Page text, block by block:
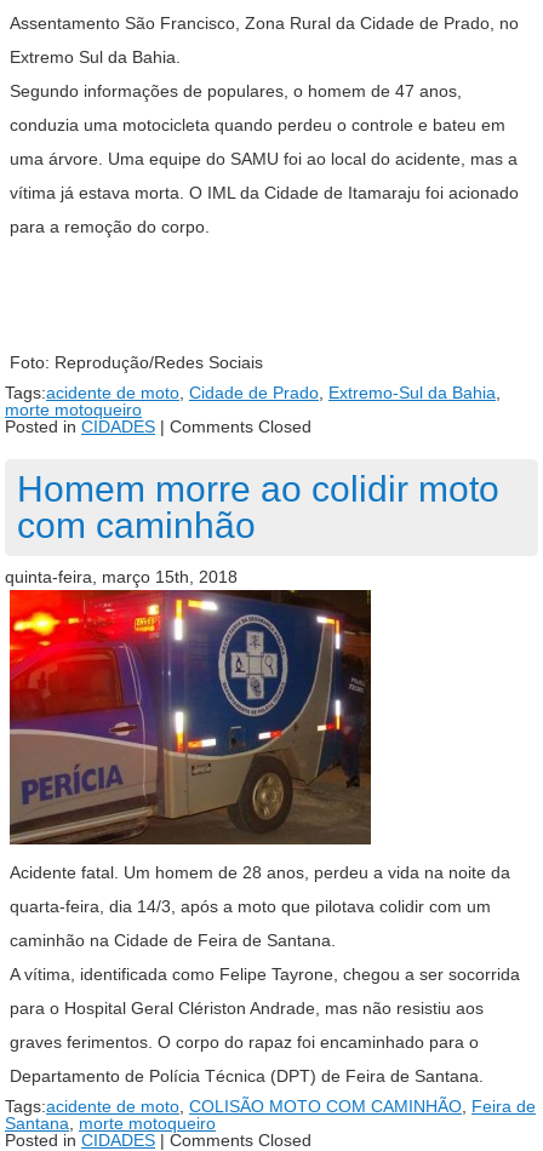
Assentamento São Francisco, Zona Rural da Cidade de Prado, no
Extremo Sul da Bahia.
Segundo informações de populares, o homem de 47 anos,
conduzia uma motocicleta quando perdeu o controle e bateu em
uma árvore. Uma equipe do SAMU foi ao local do acidente, mas a
vítima já estava morta. O IML da Cidade de Itamaraju foi acionado
para a remoção do corpo.
Foto: Reprodução/Redes Sociais
Tags:acidente de moto Cidade de Prado Extremo-Sul da Bahia
morte motoqueiro
Posted in CIDADES | Comments Closed
Homem morre ao colidir moto
com caminhão
quinta-feira, março 15th, 2018
Acidente fatal. Um homem de 28 anos, perdeu a vida na noite da
quarta-feira, dia 14/3, após a moto que pilotava colidir com um
caminhão na Cidade de Feira de Santana.
A vítima, identificada como Felipe Tayrone, chegou a ser socorrida
para o Hospital Geral Clériston Andrade, mas não resistiu aos
graves ferimentos. O corpo do rapaz foi encaminhado para o
Departamento de Polícia Técnica (DPT) de Feira de Santana.
Tags:acidente de moto COLISÃO MOTO COM CAMINHÃO Feira de
Santana
morte motoqueiro
Posted in CIDADES | Comments Closed